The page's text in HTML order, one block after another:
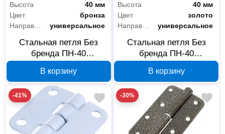
Высота
40 мм
Цвет
бронза
универсальное
Стальная петля Без
бренда ПН-40
37625-40
В корзину
Высота
40 мм
Цвет
золото
Направление открывания
универсальное
Стальная петля Без
бренда ПН-40
37623-40
В корзину
-41% -30%